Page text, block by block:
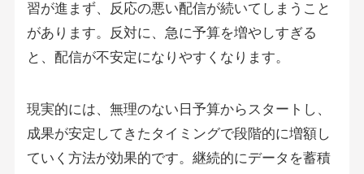
習が進まず、反応の悪い配信が続いてしまうこと
があります。反対に、急に予算を増やしすぎる
と、配信が不安定になりやすくなります。
現実的には、無理のない日予算からスタートし、
成果が安定してきたタイミングで段階的に増額し
ていく方法が効果的です。継続的にデータを蓄積